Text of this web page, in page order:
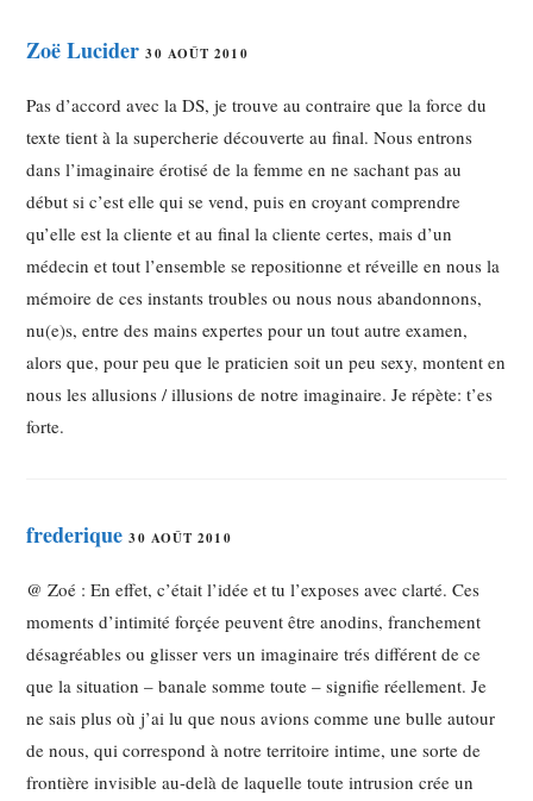
Zoë Lucider 30 AOÛT 2010
Pas d’accord avec la DS, je trouve au contraire que la force du
texte tient à la supercherie découverte au final. Nous entrons
dans l’imaginaire érotisé de la femme en ne sachant pas au
début si c’est elle qui se vend, puis en croyant comprendre
qu’elle est la cliente et au final la cliente certes, mais d’un
médecin et tout l’ensemble se repositionne et réveille en nous la
mémoire de ces instants troubles ou nous nous abandonnons,
nu(e)s, entre des mains expertes pour un tout autre examen,
alors que, pour peu que le praticien soit un peu sexy, montent en
nous les allusions / illusions de notre imaginaire. Je répète: t’es
forte.
frederique 30 AOÛT 2010
@ Zoé : En effet, c’était l’idée et tu l’exposes avec clarté. Ces
moments d’intimité forçée peuvent être anodins, franchement
désagréables ou glisser vers un imaginaire trés différent de ce
que la situation – banale somme toute – signifie réellement. Je
ne sais plus où j’ai lu que nous avions comme une bulle autour
de nous, qui correspond à notre territoire intime, une sorte de
frontière invisible au-delà de laquelle toute intrusion crée un